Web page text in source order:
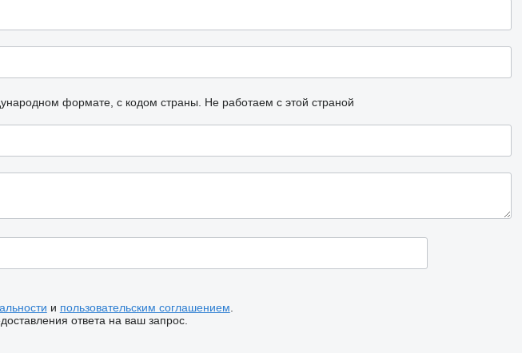
формате, с кодом страны. Не работаем с этой страной
и пользовательским соглашением
ответа на ваш запрос.